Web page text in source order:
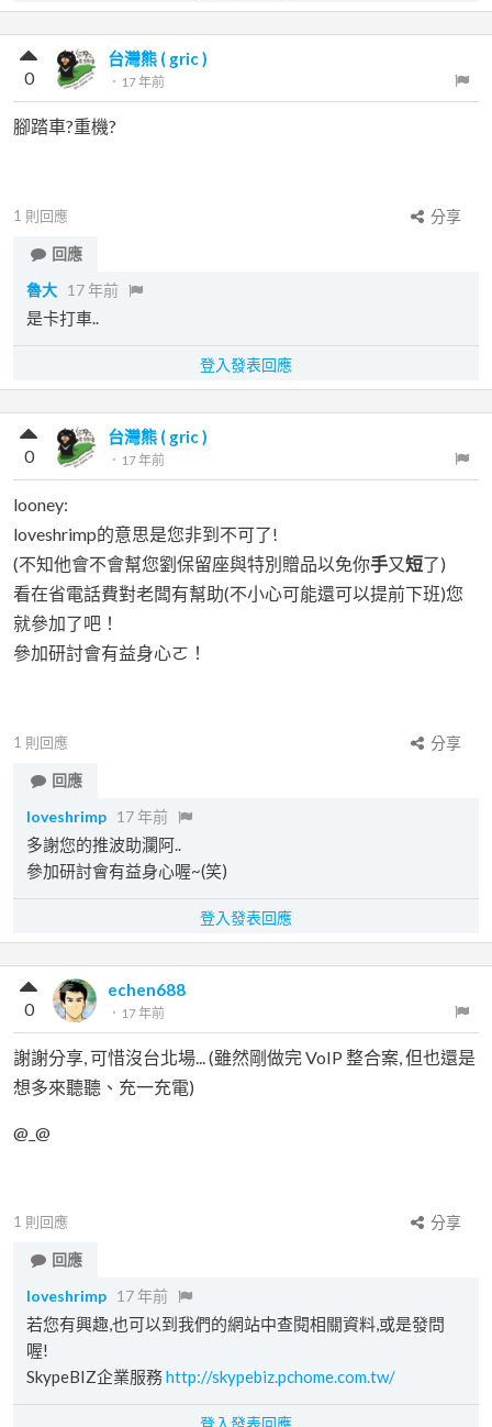
台灣熊 ( gric )
． 17 年前
0
腳踏車?重機?
1 則回應
分享
回應
魯大 17 年前
是卡打車..
登入發表回應
台灣熊 ( gric )
． 17 年前
0
looney:
loveshrimp的意思是您非到不可了!
(不知他會不會幫您劉保留座與特別贈品以免你手又短了)
看在省電話費對老闆有幫助(不小心可能還可以提前下班)您
就參加了吧！
參加研討會有益身心ㄛ！
1 則回應
分享
回應
loveshrimp 17 年前
多謝您的推波助瀾阿..
參加研討會有益身心喔~(笑)
登入發表回應
echen688
． 17 年前
0
謝謝分享, 可惜沒台北場... (雖然剛做完 VoIP 整合案, 但也還是
想多來聽聽、充一充電)
@_@
1 則回應
分享
回應
loveshrimp 17 年前
若您有興趣,也可以到我們的網站中查閱相關資料,或是發問
喔!
SkypeBIZ企業服務http://skypebiz.pchome.com.tw/
登入發表回應